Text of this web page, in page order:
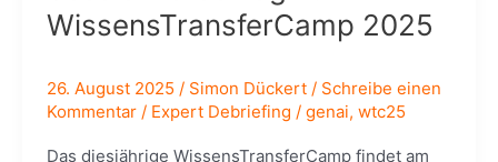
WissensTransferCamp 2025
26. August 2025/ Simon Dückert/ Schreibe einen
Kommentar / Expert Debriefing /genai,wtc25
Das diesjährige WissensTransferCamp findet am